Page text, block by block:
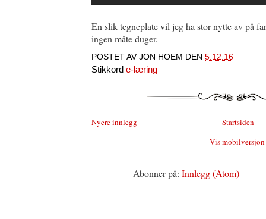
En slik tegneplate vil jeg ha stor nytte av på
ingen måte duger.
POSTET AV JON HOEM DEN 5.12.16
Stikkord e-læring
Nyere innlegg
Startsiden
Vis mobilversjon
Abonner på: Innlegg (Atom)